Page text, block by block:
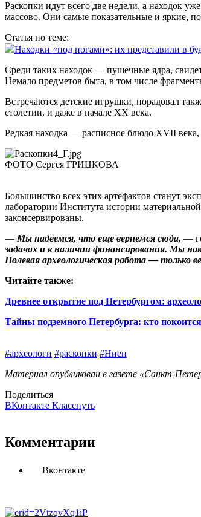
Раскопки идут всего две недели, а находок
массово. Они самые показательные и яркие,
Статья по теме:
Находки «под ногами»: их представили в
Среди таких находок — пушечные ядра,
Немало предметов быта, в том числе
Встречаются детские игрушки, порадовал
столетии, и даже в начале ХХ века.
Редкая находка — расписное блюдо XVII
ФОТО Сергея ГРИЦКОВА
Большинство всех этих артефактов станут
лаборатории Института истории
законсервированы.
—Мы надеемся, что еще вернемся сюда, —
задачах и в наличии финансирования. Мы
Полевая археологическая работа — только
Читайте также:
Древнее открытие под Петербургом:
Тайны подземного Петербурга: кто
#археологи #раскопки #Ниен
Материал опубликован в газете «Санкт-
Поделиться
ВКонтакте Класснуть
Комментарии
Вконтакте